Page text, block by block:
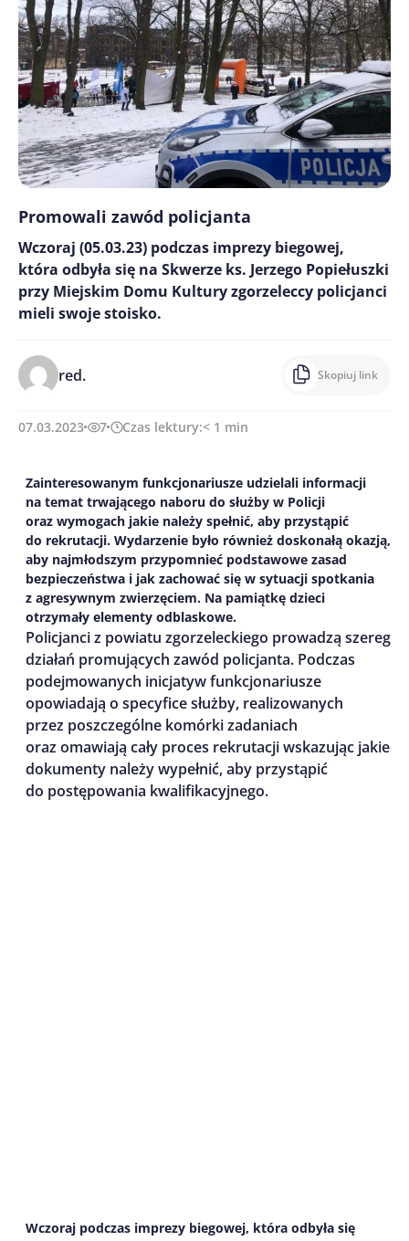
Promowali zawód policjanta
Wczoraj (05.03.23) podczas imprezy biegowej,
która odbyła się na Skwerze ks. Jerzego Popiełuszki
przy Miejskim Domu Kultury zgorzeleccy policjanci
mieli swoje stoisko.
red. Skopiuj link
07.03.2023 7 Czas lektury:< 1 min
Zainteresowanym funkcjonariusze udzielali informacji
na temat trwającego naboru do służby w Policji
oraz wymogach jakie należy spełnić, aby przystąpić
do rekrutacji. Wydarzenie było również doskonałą okazją,
aby najmłodszym przypomnieć podstawowe zasad
bezpieczeństwa i jak zachować się w sytuacji spotkania
z agresywnym zwierzęciem. Na pamiątkę dzieci
otrzymały elementy odblaskowe.
Policjanci z powiatu zgorzeleckiego prowadzą szereg
działań promujących zawód policjanta. Podczas
podejmowanych inicjatyw funkcjonariusze
opowiadają o specyfice służby, realizowanych
przez poszczególne komórki zadaniach
oraz omawiają cały proces rekrutacji wskazując jakie
dokumenty należy wypełnić, aby przystąpić
do postępowania kwalifikacyjnego.
Wczoraj podczas imprezy biegowej, która odbyła się